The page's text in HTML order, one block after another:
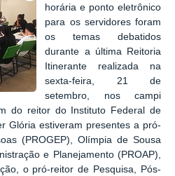
horária e ponto eletrônico
para os servidores foram
os temas debatidos
durante a última Reitoria
Itinerante realizada na
sexta-feira, 21 de
setembro, nos campi
do reitor do Instituto Federal de
Glória estiveram presentes a pró-
(PROGEP), Olímpia de Sousa
e Planejamento (PROAP),
o pró-reitor de Pesquisa, Pós-